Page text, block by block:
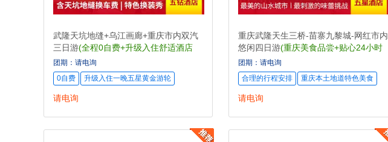
武隆天坑地缝+乌江画廊+重庆市内双汽
三日游(全程0自费+升级入住舒适酒店
+30%空座率)
团期：请电询
0自费
升级入住一晚五星黄金游轮
请电询
重庆武隆天生三桥-苗寨九黎城-网红市内
悠闲四日游(重庆美食品尝+贴心24小时
接站)
团期：请电询
合理的行程安排
重庆本土地道特色美食
请电询